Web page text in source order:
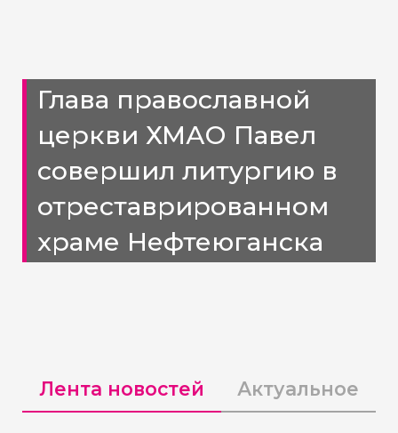
Глава православной
церкви ХМАО Павел
совершил литургию в
отреставрированном
храме Нефтеюганска
Лента новостей Актуальное